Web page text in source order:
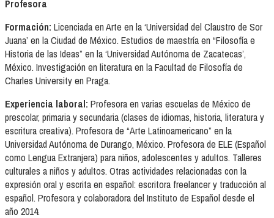
Profesora
Formación: Licenciada en Arte en la ‘Universidad del Claustro de Sor
Juana’ en la Ciudad de México. Estudios de maestría en “Filosofía e
Historia de las Ideas” en la ‘Universidad Autónoma de Zacatecas’,
México. Investigación en literatura en la Facultad de Filosofía de
Charles University en Praga.
Experiencia laboral: Profesora en varias escuelas de México de
prescolar, primaria y secundaria (clases de idiomas, historia, literatura y
escritura creativa). Profesora de “Arte Latinoamericano” en la
Universidad Autónoma de Durango, México. Profesora de ELE (Español
como Lengua Extranjera) para niños, adolescentes y adultos. Talleres
culturales a niños y adultos. Otras actividades relacionadas con la
expresión oral y escrita en español: escritora freelancer y traducción al
español. Profesora y colaboradora del Instituto de Español desde el
año 2014.